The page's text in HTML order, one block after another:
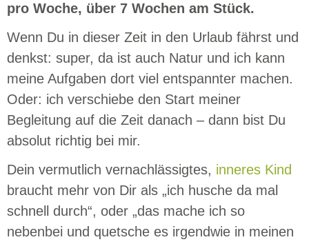
pro Woche, über 7 Wochen am Stück.
Wenn Du in dieser Zeit in den Urlaub fährst und
denkst: super, da ist auch Natur und ich kann
meine Aufgaben dort viel entspannter machen.
Oder: ich verschiebe den Start meiner
Begleitung auf die Zeit danach – dann bist Du
absolut richtig bei mir.
Dein vermutlich vernachlässigtes, inneres Kind
braucht mehr von Dir als „ich husche da mal
schnell durch“, oder „das mache ich so
nebenbei und quetsche es irgendwie in meinen